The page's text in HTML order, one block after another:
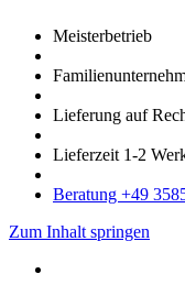
Meister­betrieb
Lieferung auf
Liefer­zeit 1-2
Bera­tung +49
Zum Inhalt springen